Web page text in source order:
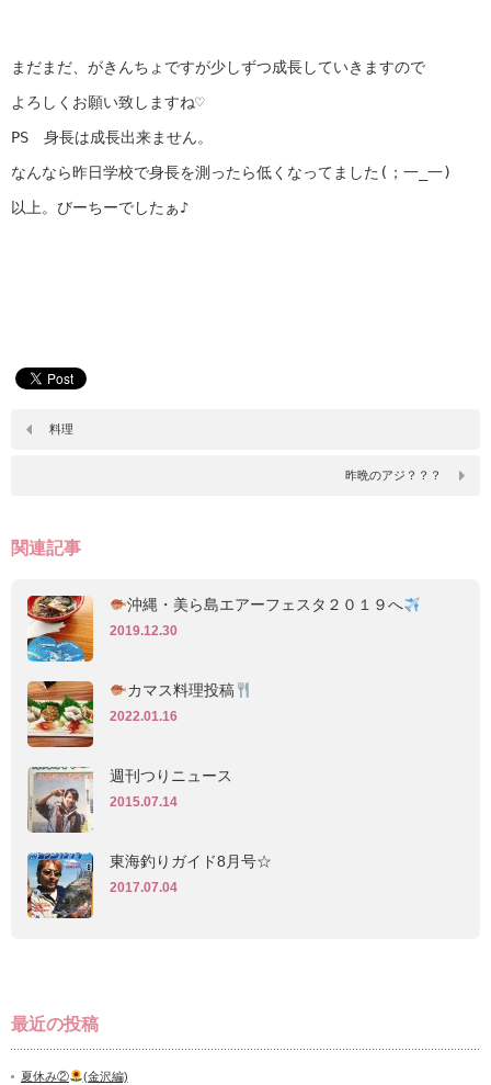
まだまだ、がきんちょですが少しずつ成長していきますので
よろしくお願い致しますね♡
PS　身長は成長出来ません。
なんなら昨日学校で身長を測ったら低くなってました(；一_一)
以上。びーちーでしたぁ♪
料理
昨晩のアジ？？？
関連記事
沖縄・美ら島エアーフェスタ２０１９へ
2019.12.30
カマス料理投稿
2022.01.16
週刊つりニュース
2015.07.14
東海釣りガイド8月号☆
2017.07.04
最近の投稿
夏休み② (金沢編)